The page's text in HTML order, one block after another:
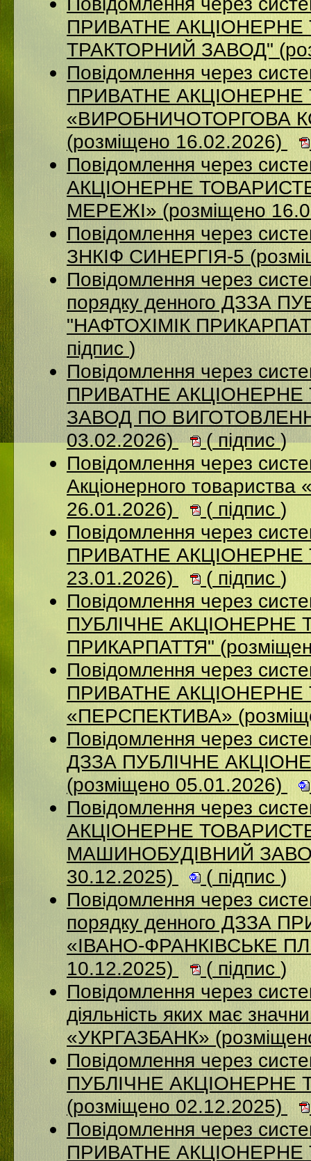
ПРИВАТНЕ АКЦIОНЕРНЕ
ТРАКТОРНИЙ ЗАВОД"
Повідомлення через
ПРИВАТНЕ
«ВИРОБНИЧОТОРГОВА
(розміщено 16.02.2026)
Повідомлення через
АКЦІОНЕРНЕ
МЕРЕЖІ» (розміщено
Повідомлення через
ЗНКІФ СИНЕРГІЯ-5
Повідомлення через
порядку денного ДЗЗА
"НАФТОХІМІК
підпис )
Повідомлення через
ПРИВАТНЕ
ЗАВОД ПО
03.02.2026)
(підпис)
Повідомлення через
Акціонерного
26.01.2026)
( підпис )
Повідомлення через
ПРИВАТНЕ АКЦІОНЕРНЕ
23.01.2026)
( підпис )
Повідомлення через
ПУБЛІЧНЕ АКЦІОНЕРНЕ
ПРИКАРПАТТЯ"
Повідомлення через
ПРИВАТНЕ
«ПЕРСПЕКТИВА»
Повідомлення через
ДЗЗА ПУБЛІЧНЕ
(розміщено 05.01.2026)
Повідомлення через
АКЦІОНЕРНЕ
МАШИНОБУДІВНИЙ
30.12.2025)
( підпис )
Повідомлення через
порядку денного ДЗЗА
«ІВАНО-ФРАНКІВСЬКЕ
10.12.2025)
( підпис )
Повідомлення через
діяльність яких має
«УКРГАЗБАНК»
Повідомлення через
ПУБЛІЧНЕ
(розміщено 02.12.2025)
Повідомлення через
ПРИВАТНЕ АКЦІОНЕРНЕ